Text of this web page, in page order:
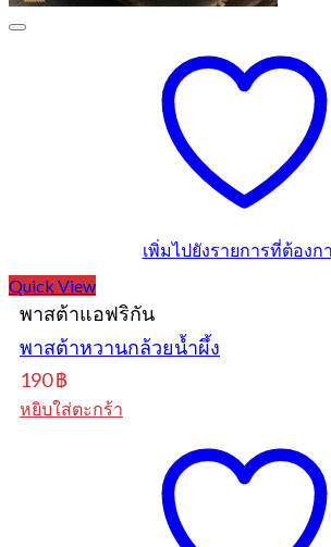
เพิ่มไปยังรายการที่ต้องก
Quick View
พาสต้าแอฟริกัน
พาสต้าหวานกล้วยน้ำผึ้ง
190฿
หยิบใส่ตะกร้า